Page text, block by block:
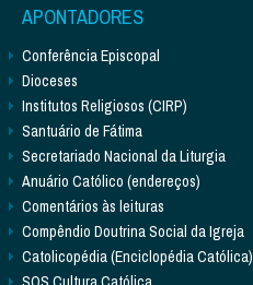
APONTADORES
Conferência Episcopal
Dioceses
Institutos Religiosos (CIRP)
Santuário de Fátima
Secretariado Nacional da Liturgia
Anuário Católico (endereços)
Comentários às leituras
Compêndio Doutrina Social da Igreja
Catolicopédia (Enciclopédia Católica)